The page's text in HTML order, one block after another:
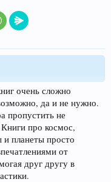
очень сложно
да и не нужно.
пропустить не
про космос,
планеты просто
от
друг другу в